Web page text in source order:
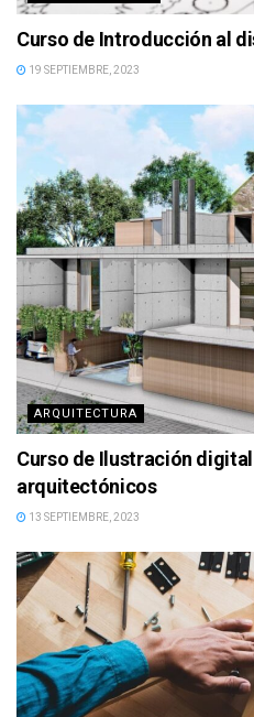
Curso de Introducción al
19 SEPTIEMBRE, 2023
ARQUITECTURA
Curso de Ilustración
arquitectónicos
13 SEPTIEMBRE, 2023